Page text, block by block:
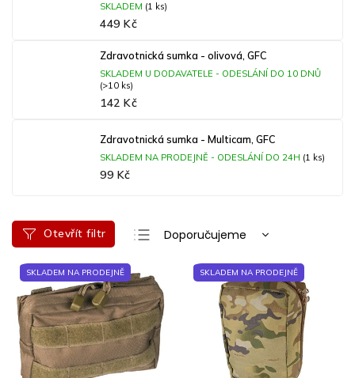
SKLADEM (1 ks)
449 Kč
Zdravotnická sumka - olivová, GFC
SKLADEM U DODAVATELE - ODESLÁNÍ DO 10 DNŮ
(>10 ks)
142 Kč
Zdravotnická sumka - Multicam, GFC
SKLADEM NA PRODEJNĚ - ODESLÁNÍ DO 24H (1 ks)
99 Kč
Ř
a
z
e
n
í
p
r
o
Doporučujeme
Nejlevnější
Nejdražší
Nejprodávanější
Otevřít filtr
V
p
p
SKLADEM NA PRODEJNĚ SKLADEM NA PRODEJNĚ